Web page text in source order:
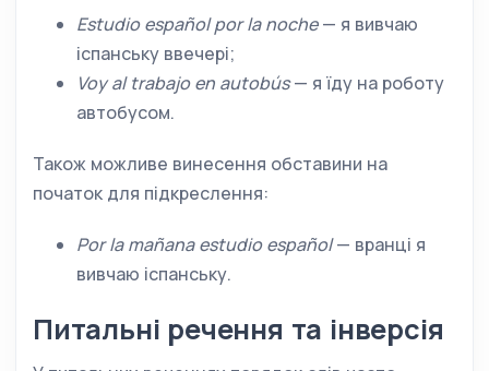
Estudio español por la noche— я вивчаю
іспанську ввечері;
Voy al trabajo en autobús— я їду на роботу
автобусом.
Також можливе винесення обставини на
початок для підкреслення:
Por la mañana estudio español— вранці я
вивчаю іспанську.
Питальні речення та інверсія